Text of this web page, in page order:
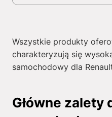
Wszystkie produkty
charakteryzują się
samochodowy dla
Główne zalety